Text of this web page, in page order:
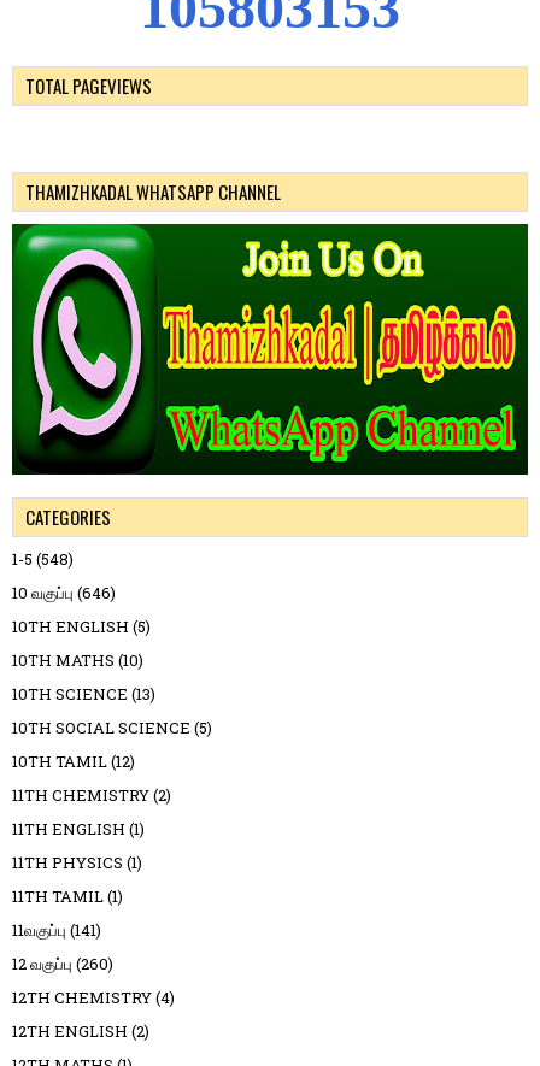
TOTAL PAGEVIEWS
THAMIZHKADAL WHATSAPP CHANNEL
CATEGORIES
1-5 (548)
10 வகுப்பு (646)
10TH ENGLISH (5)
10TH MATHS (10)
10TH SCIENCE (13)
10TH SOCIAL SCIENCE (5)
10TH TAMIL(12)
11TH CHEMISTRY(2)
11TH ENGLISH (1)
11TH PHYSICS (1)
11TH TAMIL(1)
11வகுப்பு (141)
12 வகுப்பு (260)
12TH CHEMISTRY(4)
12TH ENGLISH (2)